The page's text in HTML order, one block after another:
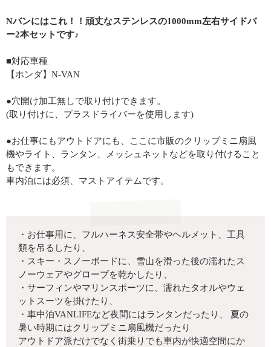
Nバンにはこれ！！頑丈なステンレスの1000mm左右サイドバ
ー2本セットです♪
■対応車種
【ホンダ】N-VAN
●穴開け加工無しで取り付けできます。
(取り付けに、プラスドライバーを使用します)
●お仕事にもアウトドアにも、ここに市販のクリップミニ扇風
機やライト、ランタン、メッシュネットなどを取り付けること
もできます。
車内泊には必須、マストアイテムです。
・お仕事用に、フルハーネス安全帯やヘルメット、工具
類を吊るしたり、
・スキー・スノーボードに、雪山を滑った後の濡れたス
ノーウェアやグローブを乾かしたり、
・サーフィンやマリンスポーツに、濡れたタオルやウェ
ットスーツを掛けたり、
・車中泊VANLIFEなど夜間にはランタンだったり、 夏の
暑い時期にはクリップミニ扇風機だったり
アウトドア派だけでなく街乗りでも車内が快適空間にか